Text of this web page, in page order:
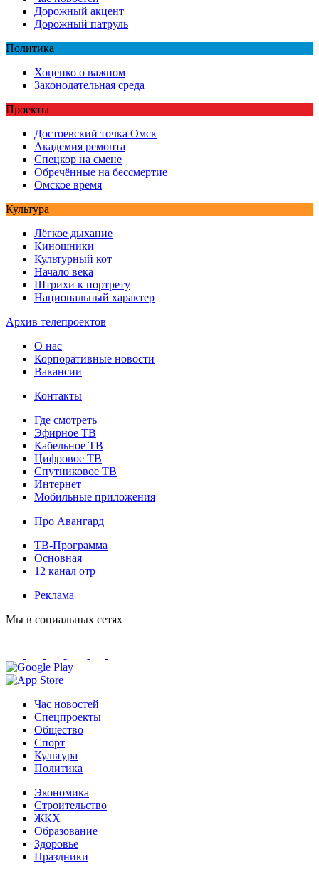
Дорожный акцент
Дорожный патруль
Политика
Хоценко о важном
Законодательная среда
Проекты
Достоевский точка Омск
Академия ремонта
Спецкор на смене
Обречённые на бессмертие
Омское время
Культура
Лёгкое дыхание
Киношники
Культурный кот
Начало века
Штрихи к портрету
Национальный характер
Архив телепроектов
О нас
Корпоративные новости
Вакансии
Контакты
Где смотреть
Эфирное ТВ
Кабельное ТВ
Цифровое ТВ
Спутниковое ТВ
Интернет
Мобильные приложения
Про Авангард
ТВ-Программа
Основная
12 канал отр
Реклама
Мы в социальных сетях
Час новостей
Спецпроекты
Общество
Спорт
Культура
Политика
Экономика
Строительство
ЖКХ
Образование
Здоровье
Праздники